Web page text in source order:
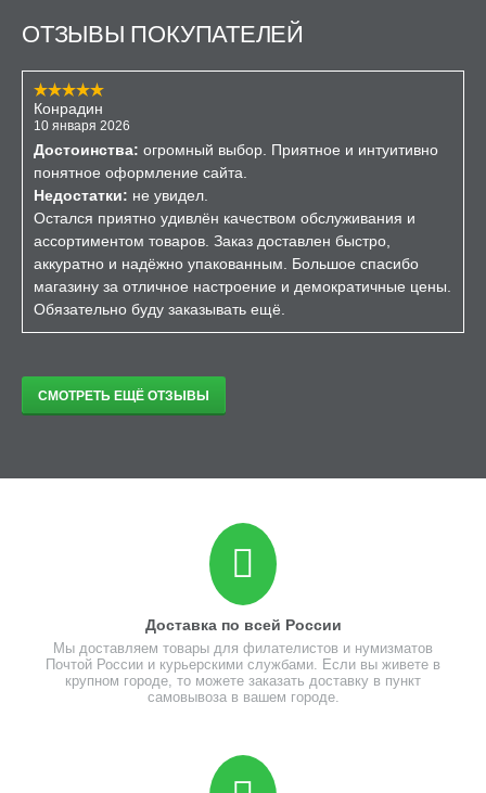
ОТЗЫВЫ ПОКУПАТЕЛЕЙ
Конрадин
10 января 2026
Достоинства: огромный выбор. Приятное и интуитивно
понятное оформление сайта.
Недостатки: не увидел.
Остался приятно удивлён качеством обслуживания и
ассортиментом товаров. Заказ доставлен быстро,
аккуратно и надёжно упакованным. Большое спасибо
магазину за отличное настроение и демократичные цены.
Обязательно буду заказывать ещё.
СМОТРЕТЬ ЕЩЁ ОТЗЫВЫ
Доставка по всей России
Мы доставляем товары для филателистов и нумизматов
Почтой России и курьерскими службами. Если вы живете в
крупном городе, то можете заказать доставку в пункт
самовывоза в вашем городе.